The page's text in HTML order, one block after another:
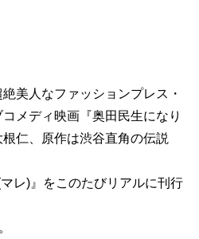
美人なファッションプレス・
メディ映画『奥田民生になり
仁、原作は渋谷直角の伝説
レ)』をこのたびリアルに刊行